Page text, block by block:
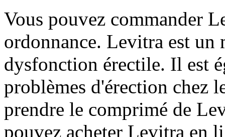
Vous pouvez commander
ordonnance. Levitra est un
dysfonction érectile. Il est
problèmes d'érection chez
prendre le comprimé de
pouvez acheter Levitra en